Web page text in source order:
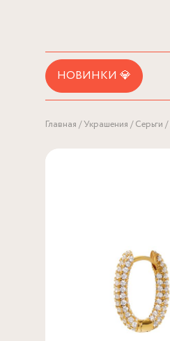
НОВИНКИ 💎
Главная Украшения Серьги